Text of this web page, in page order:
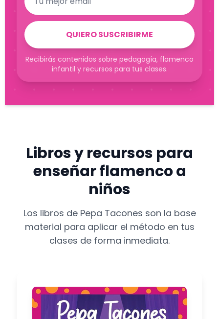
QUIERO SUSCRIBIRME
Recibirás contenidos sobre pedagogía, flamenco
infantil y recursos para tus clases.
Libros y recursos para
enseñar flamenco a
niños
Los libros de Pepa Tacones son la base
material para aplicar el método en tus
clases de forma inmediata.